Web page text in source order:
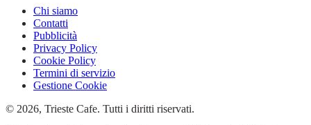
Chi siamo
Contatti
Pubblicità
Privacy Policy
Cookie Policy
Termini di servizio
Gestione Cookie
© 2026, Trieste Cafe. Tutti i diritti riservati.